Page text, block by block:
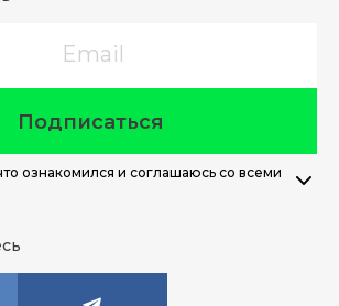
Подписаться
ознакомился и соглашаюсь со всеми